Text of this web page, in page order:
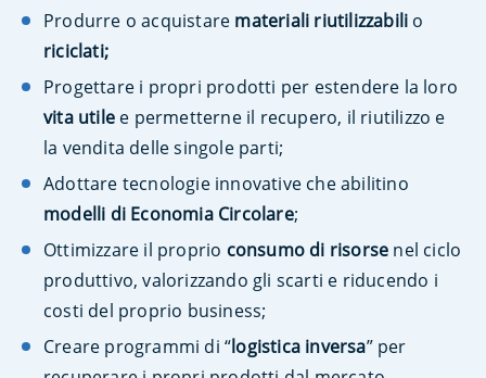
Produrre o acquistare materiali riutilizzabili o
riciclati;
Progettare i propri prodotti per estendere la loro
vita utile e permetterne il recupero, il riutilizzo e
la vendita delle singole parti;
Adottare tecnologie innovative che abilitino
modelli di Economia Circolare;
Ottimizzare il proprio consumo di risorse nel ciclo
produttivo, valorizzando gli scarti e riducendo i
costi del proprio business;
Creare programmi di “logistica inversa” per